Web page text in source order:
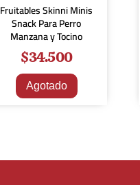
Fruitables Skinni Minis
Snack Para Perro
Manzana y Tocino
$34.500
Agotado